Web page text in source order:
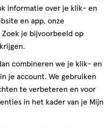
informatie over je klik- en
en app, onze
Zoek je bijvoorbeeld op
combineren we je klik- en
je account. We gebruiken
te verbeteren en voor
in het kader van je Mijn